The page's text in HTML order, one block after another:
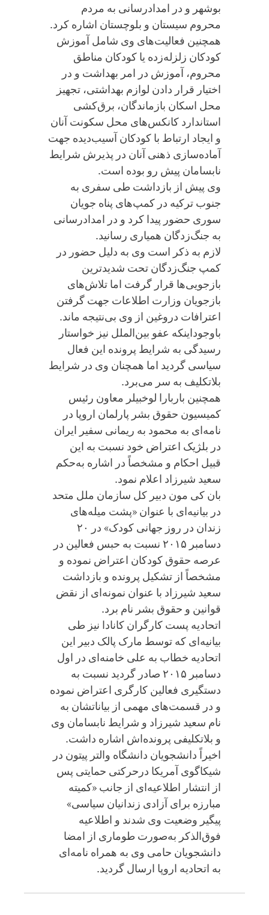
بوشهر و در امدادرسانی به مردم
محروم سیستان و بلوچستان اشاره کرد.
همچنین فعالیت‌های وی شامل آموزش
کودکان زلزله‌زده یا کودکان مناطق
محروم، آموزش در امر بهداشت و در
اختیار قرار دادن لوازم بهداشتی، تجهیز
محل اسکان بازماندگان، برق‌کشی
استاندارد کانکس‌های محل سکونت آنان
و ایجاد ارتباط با کودکان آسیب‌دیده جهت
آماده‌سازی ذهنی آنان در پذیرش شرایط
نابسامان پیش رو بوده است.
وی پیش از بازداشت طی سفری به
جنوب ترکیه در کمپ‌های پناه جویان
سوری حضور پیدا کرد و در امدادرسانی
به جنگ‌زدگان همیاری رسانید.
لازم به ذکر است وی به دلیل حضور در
کمپ جنگ‌زدگان تحت شدیدترین
بازجویی‌ها قرار گرفت اما تلاش‌های
بازجویان وزارت اطلاعات جهت گرفتن
اعترافات دروغین از وی بی‌نتیجه ماند.
باوجوداینکه عفو بین‌الملل نیز خواستار
رسیدگی به شرایط پرونده این فعال
سیاسی گردید اما همچنان وی در شرایط
بلاتکلیف به سر می‌برد.
همچنین باربارا لوخبیلر معاون رئیس
کمیسیون حقوق بشر پارلمان اروپا در
نامه‌ای به محمود به ریمانی سفیر ایران
در بلژیک اعتراض خود نسبت به این
قبیل احکام و مشخصاً در اشاره به‌حکم
سعید شیرزاد اعلام نمود.
بان کی مون دبیر کل سازمان ملل متحد
در بیانیه‌ای با عنوان «پشت میله‌های
زندان در روز جهانی کودک» در ۲۰
دسامبر ۲۰۱۵ نسبت به حبس فعالین در
عرصه حقوق کودکان اعتراض نموده و
مشخصاً از تشکیل پرونده و بازداشت
سعید شیرزاد با عنوان نمونه‌ای از نقض
قوانین و حقوق بشر نام برد.
اتحادیه پست کارگران کانادا نیز طی
بیانیه‌ای که توسط مارک پالک دبیر این
اتحادیه خطاب به علی خامنه‌ای در اول
دسامبر ۲۰۱۵ صادر گردید نسبت به
دستگیری فعالین کارگری اعتراض نموده
و در قسمت‌های مهمی از بیاناتشان به
نام سعید شیرزاد و شرایط نابسامان وی
و بلاتکلیفی پرونده‌اش اشاره داشت.
اخیراً دانشجویان دانشگاه والتر پیتون در
شیکاگوی آمریکا درحرکتی حمایتی پس
از انتشار اطلاعیه‌ای از جانب «کمیته
مبارزه برای آزادی زندانیان سیاسی»
پیگیر وضعیت وی شدند و اطلاعیه
فوق‌الذکر به‌صورت طوماری از امضا
دانشجویان حامی وی به همراه نامه‌ای
به اتحادیه اروپا ارسال گردید.